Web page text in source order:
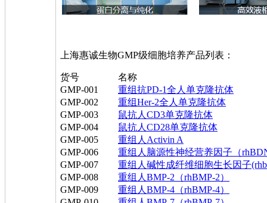
上海惠诚生物GMP级细胞培养产品列表：
货号
名称
GMP-001
重组抗PD-1全人单克隆抗体
GMP-002
重组Her-2全人单克隆抗体
GMP-003
鼠抗人CD3单克隆抗体
GMP-004
鼠抗人CD28单克隆抗体
GMP-005
重组人Activin A
GMP-006
重组人脑源性神经营养因子（
GMP-007
重组人碱性成纤维细胞生长因子
GMP-008
重组人BMP-2（rhBMP-2）
GMP-009
重组人BMP-4（rhBMP-4）